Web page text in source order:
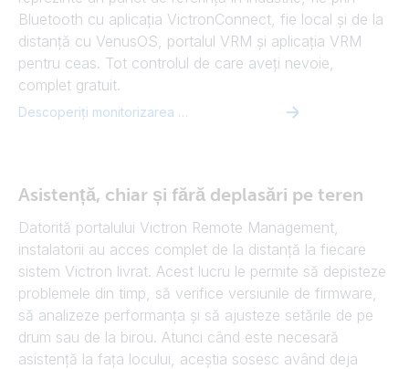
Bluetooth cu aplicația VictronConnect, fie local și de la
distanță cu VenusOS, portalul VRM și aplicația VRM
pentru ceas. Tot controlul de care aveți nevoie,
complet gratuit.
Descoperiți monitorizarea Victron Energy
Asistență, chiar și fără deplasări pe teren
Datorită portalului Victron Remote Management,
instalatorii au acces complet de la distanță la fiecare
sistem Victron livrat. Acest lucru le permite să depisteze
problemele din timp, să verifice versiunile de firmware,
să analizeze performanța și să ajusteze setările de pe
drum sau de la birou. Atunci când este necesară
asistență la fața locului, aceștia sosesc având deja